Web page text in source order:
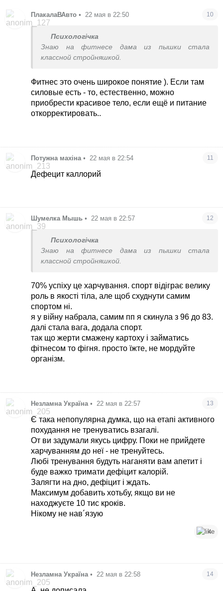
ПлакалаВАвто • 22 мая в 22:50 10
Психологічка
Знаю на фитнесе дама из пышки стала
классной стройняшкой.
Фитнес это очень широкое понятие ). Если там
силовые есть - то, естественно, можно
приобрести красивое тело, если ещё и питание
откорректировать..
Потужна махіна • 22 мая в 22:54 11
Дефецит каллорий
Шумелка Мышь • 22 мая в 22:57 12
Психологічка
Знаю на фитнесе дама из пышки стала
классной стройняшкой.
70% успіху це харчування. спорт відіграє велику
роль в якості тіла, але щоб схуднути самим
спортом ні.
я у війну набрала, самим пп я скинула з 96 до 83.
далі стала вага, додала спорт.
так що жерти смажену картоху і займатись
фітнесом то фігня. просто їжте, не мордуйте
організм.
Незламна Україна • 22 мая в 22:57 13
Є така непопулярна думка, що на етапі активного
похудання не тренуватись взагалі.
От ви задумали якусь цифру. Поки не прийдете
харчуванням до неї - не тренуйтесь.
Любі тренування будуть наганяти вам апетит і
буде важко тримати дефіцит калорій.
Залягти на дно, дефіцит і ждать.
Максимум добавить хотьбу, якщо ви не
находжуєте 10 тис кроків.
Нікому не нав´язую
4
Незламна Україна • 22 мая в 22:58 14